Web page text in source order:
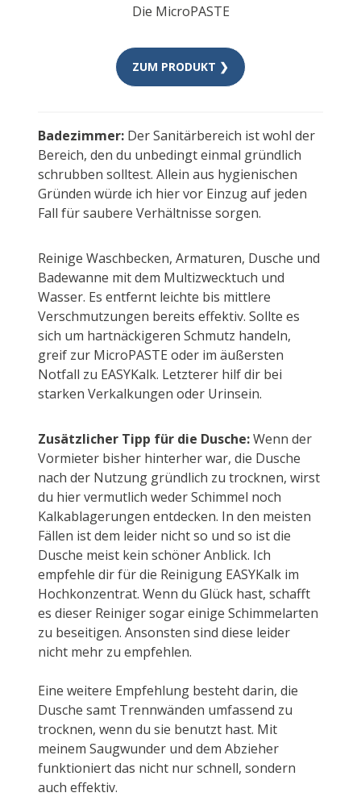
Die MicroPASTE
ZUM PRODUKT ❯
Badezimmer: Der Sanitärbereich ist wohl der
Bereich, den du unbedingt einmal gründlich
schrubben solltest. Allein aus hygienischen
Gründen würde ich hier vor Einzug auf jeden
Fall für saubere Verhältnisse sorgen.
Reinige Waschbecken, Armaturen, Dusche und
Badewanne mit dem Multizwecktuch und
Wasser. Es entfernt leichte bis mittlere
Verschmutzungen bereits effektiv. Sollte es
sich um hartnäckigeren Schmutz handeln,
greif zur MicroPASTE oder im äußersten
Notfall zu EASYKalk. Letzterer hilf dir bei
starken Verkalkungen oder Urinsein.
Zusätzlicher Tipp für die Dusche:Wenn der
Vormieter bisher hinterher war, die Dusche
nach der Nutzung gründlich zu trocknen, wirst
du hier vermutlich weder Schimmel noch
Kalkablagerungen entdecken. In den meisten
Fällen ist dem leider nicht so und so ist die
Dusche meist kein schöner Anblick. Ich
empfehle dir für die Reinigung EASYKalk im
Hochkonzentrat. Wenn du Glück hast, schafft
es dieser Reiniger sogar einige Schimmelarten
zu beseitigen. Ansonsten sind diese leider
nicht mehr zu empfehlen.
Eine weitere Empfehlung besteht darin, die
Dusche samt Trennwänden umfassend zu
trocknen, wenn du sie benutzt hast. Mit
meinem Saugwunder und dem Abzieher
funktioniert das nicht nur schnell, sondern
auch effektiv.